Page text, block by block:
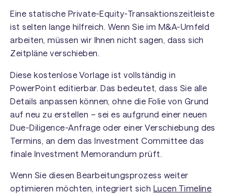
Eine statische Private-Equity-Transaktionszeitleiste
ist selten lange hilfreich. Wenn Sie im M&A-Umfeld
arbeiten, müssen wir Ihnen nicht sagen, dass sich
Zeitpläne verschieben.
Diese kostenlose Vorlage ist vollständig in
PowerPoint editierbar. Das bedeutet, dass Sie alle
Details anpassen können, ohne die Folie von Grund
auf neu zu erstellen – sei es aufgrund einer neuen
Due-Diligence-Anfrage oder einer Verschiebung des
Termins, an dem das Investment Committee das
finale Investment Memorandum prüft.
Wenn Sie diesen Bearbeitungsprozess weiter
optimieren möchten, integriert sich Lucen Timeline